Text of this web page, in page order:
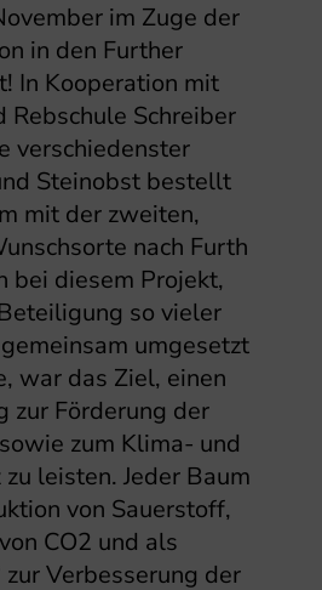
im Zuge der
in den Further
In Kooperation mit
Rebschule Schreiber
verschiedenster
Steinobst bestellt
mit der zweiten,
nach Furth
bei diesem Projekt,
so vieler
umgesetzt
war das Ziel, einen
zur Förderung der
zum Klima- und
leisten. Jeder Baum
von Sauerstoff,
CO2 und als
zur Verbesserung der